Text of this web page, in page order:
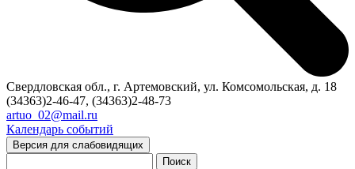
Свердловская обл., г. Артемовский, ул. Комсомольская, д. 18
(34363)2-46-47, (34363)2-48-73
artuo_02@mail.ru
Календарь событий
Версия для слабовидящих
Поиск